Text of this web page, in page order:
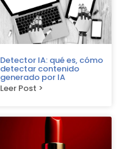
Detector IA: qué es, cómo
detectar contenido
generado por IA
Leer Post >